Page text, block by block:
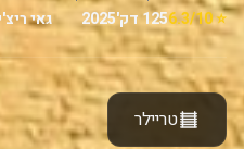
⭐ 6.3/10 125 דק' 2025 גאי
טריילר